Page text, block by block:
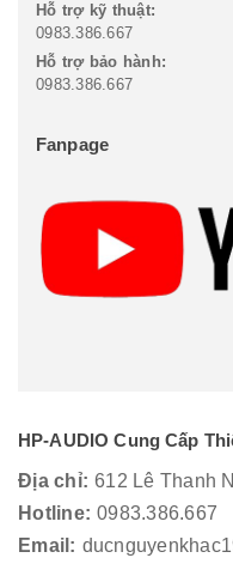
Hỗ trợ kỹ thuật:
0983.386.667
Hỗ trợ bảo hành:
0983.386.667
Fanpage
HP-AUDIO Cung Cấp
Địa chỉ: 612 Lê Thanh
Hotline: 0983.386.667
Email: